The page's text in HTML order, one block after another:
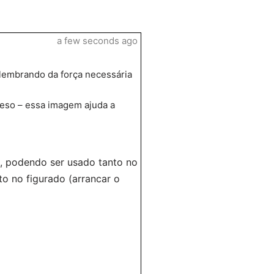
da força necessária
– essa imagem ajuda a
podendo ser usado tanto no
no figurado (arrancar o
a few seconds ago